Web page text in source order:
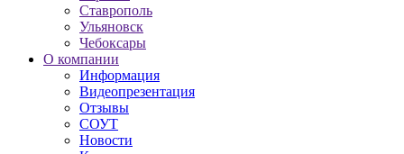
Ставрополь
Ульяновск
Чебоксары
О компании
Информация
Видеопрезентация
Отзывы
СОУТ
Новости